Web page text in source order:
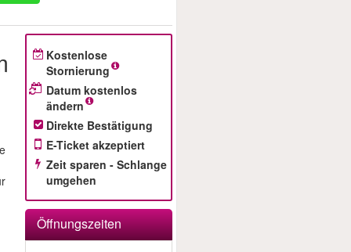
Kostenlose
Stornierung
Datum kostenlos
ändern
Direkte Bestätigung
E-Ticket akzeptiert
Zeit sparen - Schlange
umgehen
Öffnungszeiten